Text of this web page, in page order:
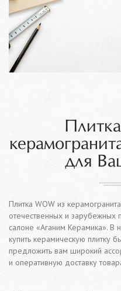
для
Плитка WOW из
отечественных и зарубежных
салоне «Аганим Керамика». В
купить керамическую плитку
предложить вам широкий
и оперативную доставку